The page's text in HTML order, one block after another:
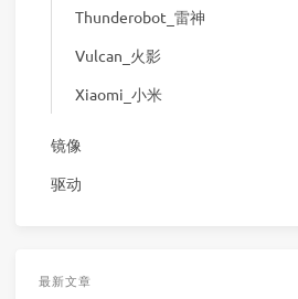
Thunderobot_雷神
Vulcan_火影
Xiaomi_小米
镜像
驱动
最新文章